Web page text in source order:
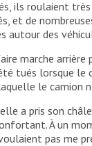
ils roulaient
et de
autour des
marche
tués lorsque le
le camion
a pris son
À un
pas me